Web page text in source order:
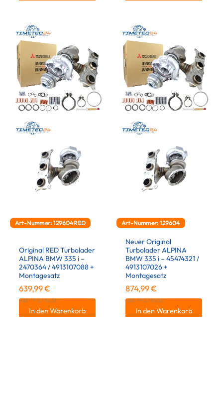
Art-Nummer: 129604RED
Original RED Turbolader
ALPINA BMW 335 i –
2470364 / 4913107088 +
Montagesatz
639,99€
inkl. 19 % MwSt.
In den Warenkorb
Art-Nummer: 129604
Neuer Original
Turbolader ALPINA
BMW 335 i – 45474321 /
4913107026 +
Montagesatz
874,99€
inkl. 19 % MwSt.
In den Warenkorb